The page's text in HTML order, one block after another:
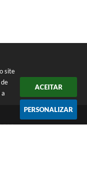
site
ACEITAR
PERSONALIZAR